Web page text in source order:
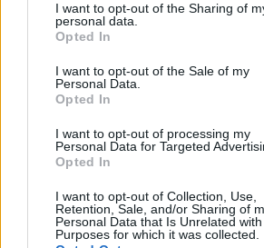
not limited to your visit or usage
grant or deny consent to Google and its
use your data for below specified
consent section.
I want to opt-out of the Sharing of
personal data.
Opted In
I want to opt-out of the Sale of my
Personal Data.
Opted In
I want to opt-out of processing my
Personal Data for Targeted
Opted In
I want to opt-out of Collection, Use,
Retention, Sale, and/or Sharing of
Personal Data that Is Unrelated
Purposes for which it was collected.
Michelle Hunziker in
Calangianus, dopo le
accoglienza minori chiude
esplode la protesta